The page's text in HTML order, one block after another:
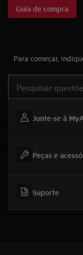
fazem deles
Guia de compra
Para começar,
Junte-se à
Peças e
Suporte